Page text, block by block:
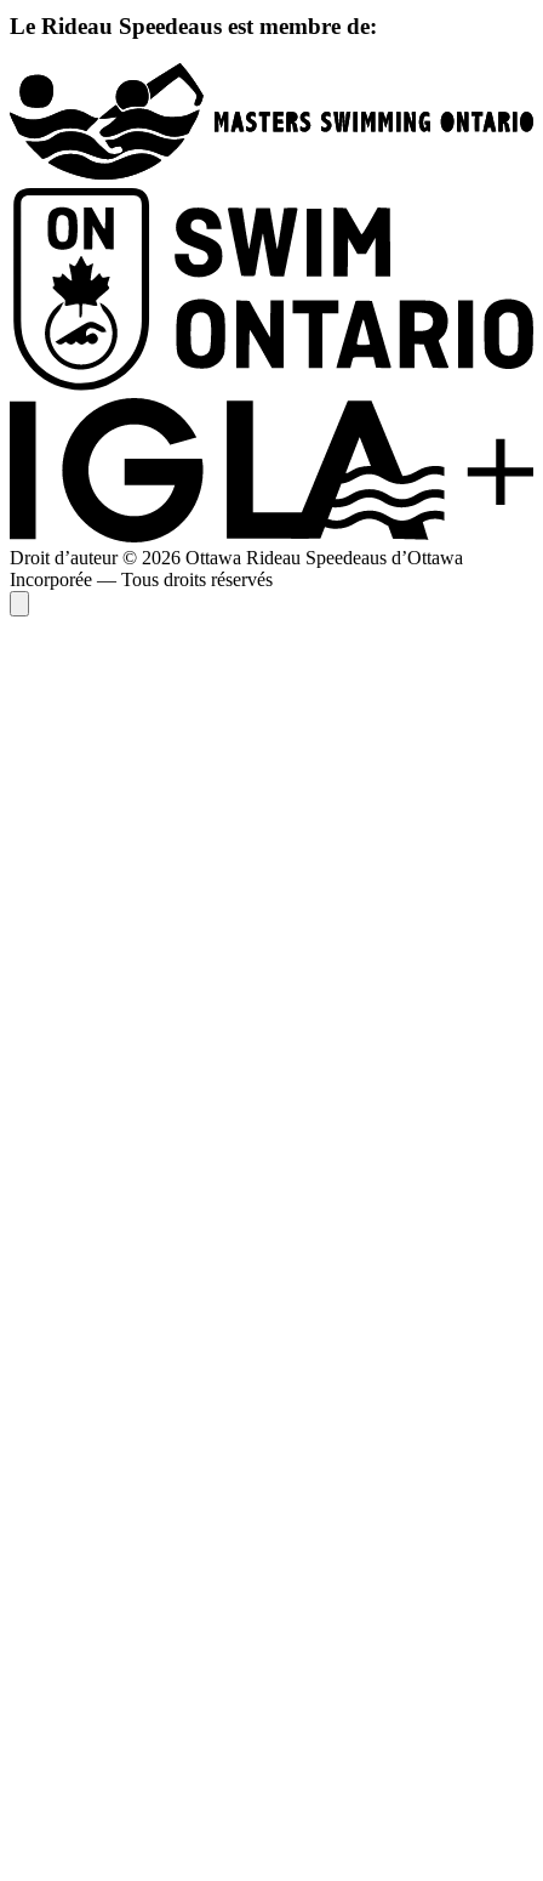
Le Rideau Speedeaus est membre de:
Droit d’auteur © 2026 Ottawa Rideau Speedeaus d’Ottawa
Incorporée — Tous droits réservés